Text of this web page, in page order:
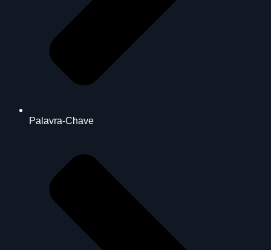
Palavra-Chave